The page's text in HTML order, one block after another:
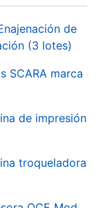
de
(3 lotes)
SCARA marca
de impresión
troqueladora